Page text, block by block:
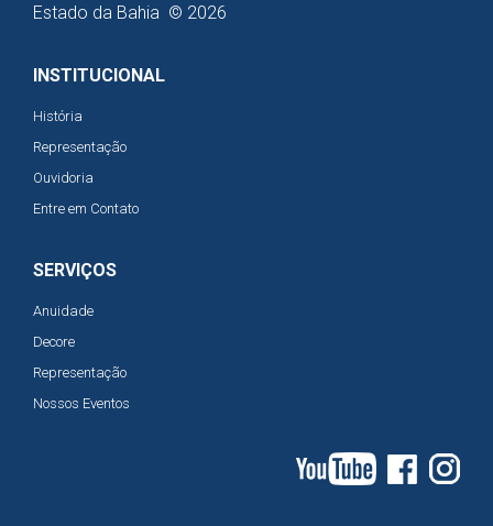
Estado da Bahia © 2026
INSTITUCIONAL
História
Representação
Ouvidoria
Entre em Contato
SERVIÇOS
Anuidade
Decore
Representação
Nossos Eventos